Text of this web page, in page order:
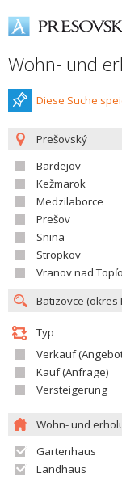
Wohn- und
Diese Suche
Prešovský
Bardejov
Kežmarok
Medzilaborce
Prešov
Snina
Stropkov
Vranov nad
Typ
Verkauf
Kauf (Anfrage)
Versteigerung
Wohn- und
Gartenhaus
Landhaus